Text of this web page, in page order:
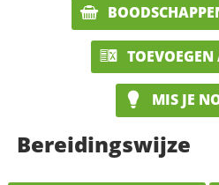
MIS JE
Bereidingswijze